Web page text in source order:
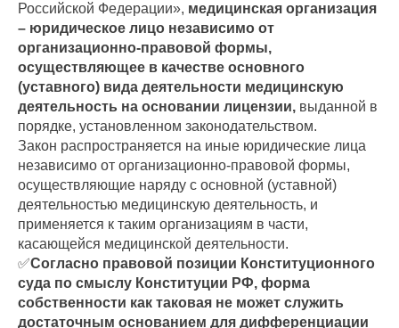
Российской Федерации», медицинская организация
– юридическое лицо независимо от
организационно-правовой формы,
осуществляющее в качестве основного
(уставного) вида деятельности медицинскую
деятельность на основании лицензии, выданной в
порядке, установленном законодательством.
Закон распространяется на иные юридические лица
независимо от организационно-правовой формы,
осуществляющие наряду с основной (уставной)
деятельностью медицинскую деятельность, и
применяется к таким организациям в части,
касающейся медицинской деятельности.
✅Согласно правовой позиции Конституционного
суда по смыслу Конституции РФ, форма
собственности как таковая не может служить
достаточным основанием для дифференциации